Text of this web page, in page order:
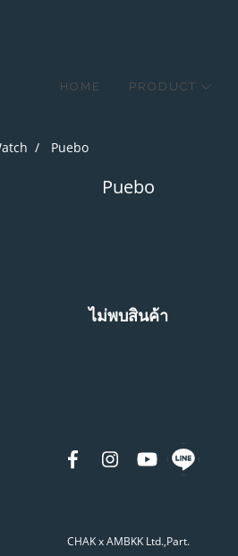
HOME PRODUCT
Puebo
Puebo
ไม่พบสินค้า
CHAK x AMBKK Ltd.,Part.